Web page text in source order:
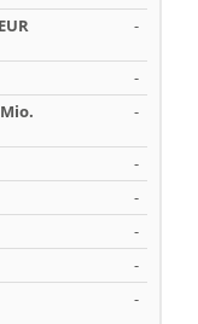
-
-
-
-
-
-
-
-